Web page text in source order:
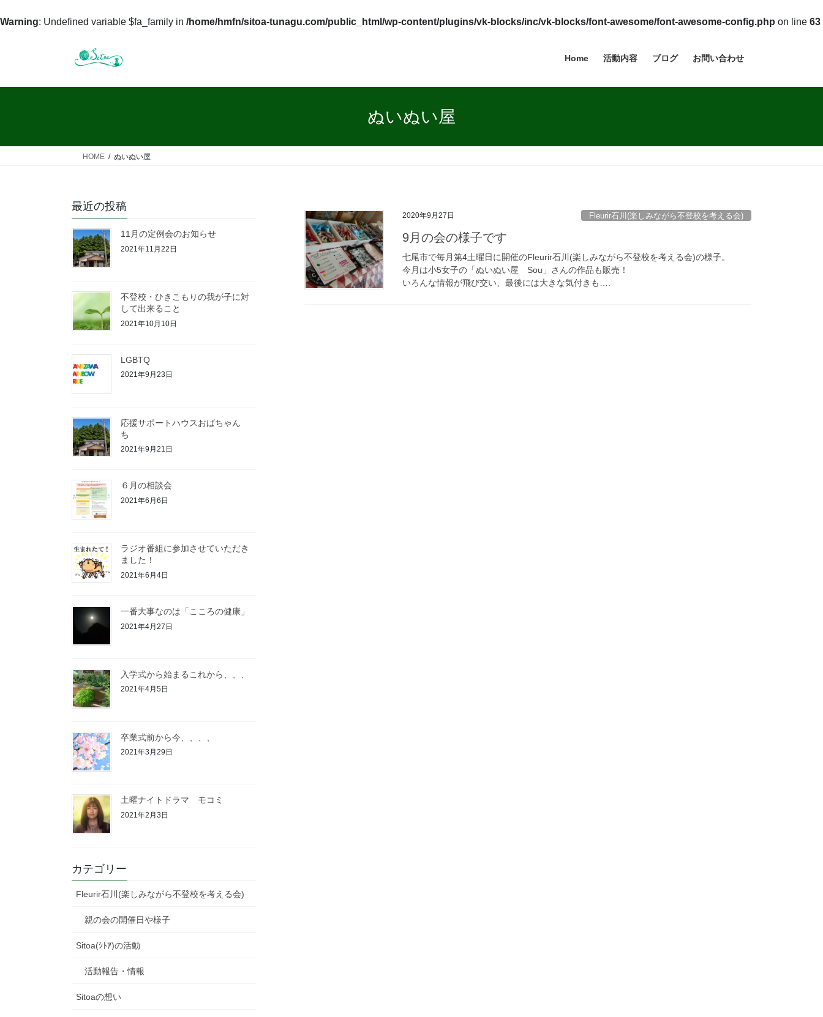
Warning: Undefined variable $fa_family in /home/hmfn/sitoa-tunagu.com/public_html/wp-content/plugins/vk-blocks/inc/vk-blocks/font-awesome/font-awesome-config.php on line 63
Home 活動内容 ブログ お問い合わせ
ぬいぬい屋
HOME ぬいぬい屋
2020年9月27日 Fleurir石川(楽しみながら不登校を考える会)
9月の会の様子です
七尾市で毎月第4土曜日に開催のFleurir石川(楽しみながら不登校を考える会)の様子。
今月は小5女子の「ぬいぬい屋 Sou」さんの作品も販売！
いろんな情報が飛び交い、最後には大きな気付きも….
最近の投稿
11月の定例会のお知らせ
2021年11月22日
不登校・ひきこもりの我が子に対
して出来ること
2021年10月10日
LGBTQ
2021年9月23日
応援サポートハウスおばちゃん
ち
2021年9月21日
６月の相談会
2021年6月6日
ラジオ番組に参加させていただき
ました！
2021年6月4日
一番大事なのは「こころの健康」
2021年4月27日
入学式から始まるこれから、、、
2021年4月5日
卒業式前から今、、、、
2021年3月29日
土曜ナイトドラマ モコミ
2021年2月3日
カテゴリー
Fleurir石川(楽しみながら不登校を考える会)
親の会の開催日や様子
Sitoa(ｼﾄｱ)の活動
活動報告・情報
Sitoaの想い